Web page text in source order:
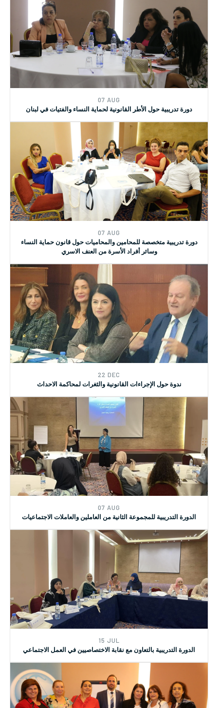
05 SEP
جلسة توعية ونقاش حول قانون تجريم التحرش الجنسي وتأهيل ضحاياه
07 AUG
دورة تدريبية حول الأطر القانونية لحماية النساء والفتيات في لبنان
07 AUG
دورة تدريبية متخصصة للمحامين والمحاميات حول قانون حماية النساء
وسائر أفراد الأسرة من العنف الاسري
22 DEC
ندوة حول الإجراءات القانونية والثغرات لمحاكمة الاحداث
07 AUG
الدورة التدريبية للمجموعة الثانية من العاملين والعاملات الاجتماعيات